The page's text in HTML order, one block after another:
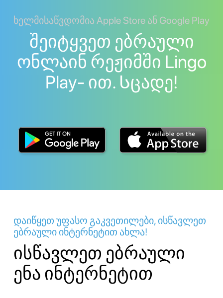
ხელმისაწვდომია Apple Store ან Google Play
შეიტყვეთ ებრაული
ონლაინ რეჟიმში Lingo
Play- ით. Სცადე!
დაიწყეთ უფასო გაკვეთილები, ისწავლეთ
ებრაული ინტერნეტით ახლა!
ისწავლეთ ებრაული
ენა ინტერნეტით